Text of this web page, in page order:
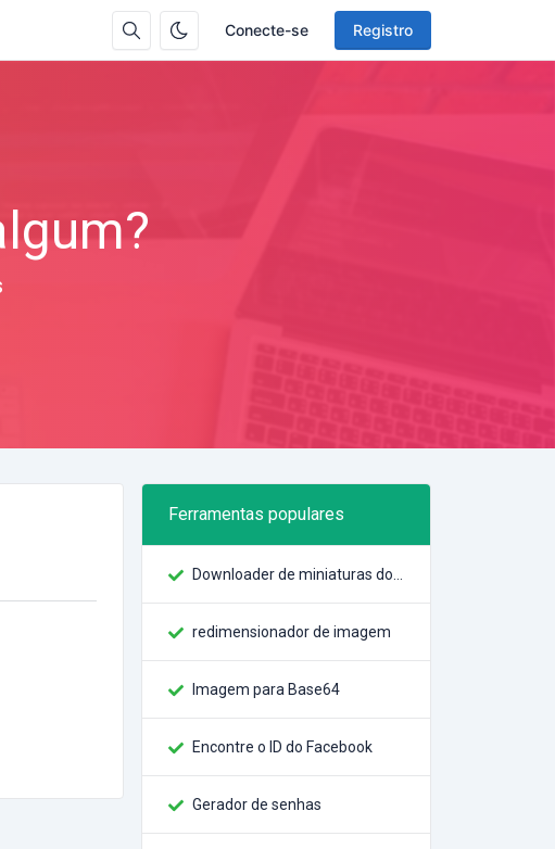
Conecte-se Registro
Ferramentas populares
redimensionador de imagem
Imagem para Base64
Encontre o ID do Facebook
Gerador de senhas